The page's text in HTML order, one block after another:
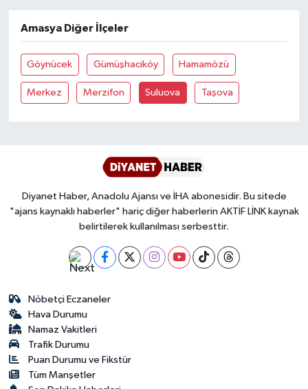
Amasya Diğer İlçeler
Göynücek Gümüşhaciköy Hamamözü
Merkez Merzifon Suluova Taşova
Diyanet Haber, Anadolu Ajansı ve İHA abonesidir. Bu sitede
"ajans kaynaklı haberler" hariç diğer haberlerin AKTİF LİNK kaynak
belirtilerek kullanılması serbesttir.
Nöbetçi Eczaneler
Hava Durumu
Namaz Vakitleri
Trafik Durumu
Puan Durumu ve Fikstür
Tüm Manşetler
Bilecik Müftülüğü
Bingöl Müftülüğü
Bursa Müftülüğü
Çanakkale Müftülüğü
Çorum Müftülüğü
Denizli Müftülüğü
Kültür-Sanat
Aile
Duyurular
Podcast
Biyografiler
Diyanet TV